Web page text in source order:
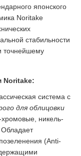
японского
Noritake
стабильности
точнейшему
Noritake:
система с
для облицовки
хромовые, никель-
(Anti-